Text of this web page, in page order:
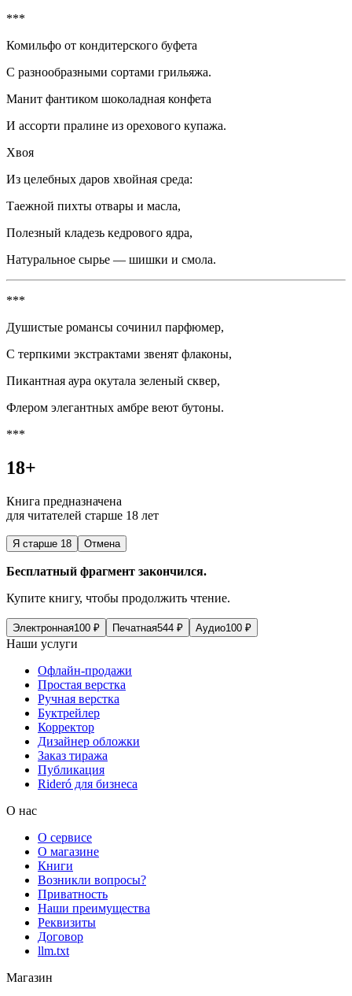
***
Комильфо от кондитерского буфета
С разнообразными сортами грильяжа.
Манит фантиком шоколадная конфета
И ассорти пралине из орехового купажа.
Хвоя
Из целебных даров хвойная среда:
Таежной пихты отвары и масла,
Полезный кладезь кедрового ядра,
Натуральное сырье — шишки и смола.
***
Душистые романсы сочинил парфюмер,
С терпкими экстрактами звенят флаконы,
Пикантная аура окутала зеленый сквер,
Флером элегантных амбре веют бутоны.
***
18+
Книга предназначена
для читателей старше 18 лет
Я старше 18 Отмена
Бесплатный фрагмент закончился.
Купите книгу, чтобы продолжить чтение.
Электронная100 ₽ Печатная544 ₽ Аудио100 ₽
Наши услуги
Офлайн-продажи
Простая верстка
Ручная верстка
Буктрейлер
Корректор
Дизайнер обложки
Заказ тиража
Публикация
Rideró для бизнеса
О нас
О сервисе
О магазине
Книги
Возникли вопросы?
Приватность
Наши преимущества
Реквизиты
Договор
llm.txt
Магазин